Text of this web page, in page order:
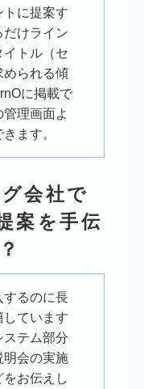
トに提案す
だけライン
トル（セ
められる傾
に掲載で
理画面よ
ます。
会社で
案を手伝
するのに長
しています
テム部分
明会の実施
お伝えし